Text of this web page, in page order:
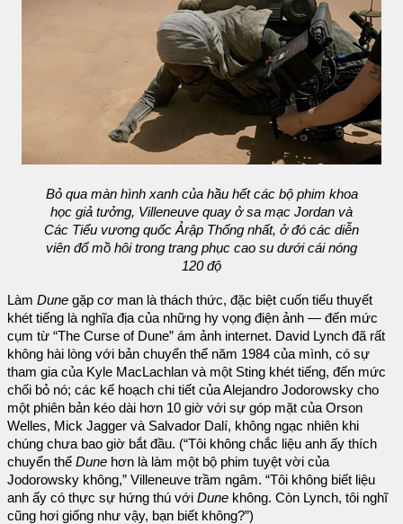
Bỏ qua màn hình xanh của hầu hết các bộ phim khoa
học giả tưởng, Villeneuve quay ở sa mạc Jordan và
Các Tiểu vương quốc Ảrập Thống nhất, ở đó các diễn
viên đổ mồ hôi trong trang phục cao su dưới cái nóng
120 độ
Làm Dune gặp cơ man là thách thức, đặc biệt cuốn tiểu thuyết
khét tiếng là nghĩa địa của những hy vọng điện ảnh — đến mức
cụm từ “The Curse of Dune” ám ảnh internet. David Lynch đã rất
không hài lòng với bản chuyển thể năm 1984 của mình, có sự
tham gia của Kyle MacLachlan và một Sting khét tiếng, đến mức
chối bỏ nó; các kế hoạch chi tiết của Alejandro Jodorowsky cho
một phiên bản kéo dài hơn 10 giờ với sự góp mặt của Orson
Welles, Mick Jagger và Salvador Dalí, không ngạc nhiên khi
chúng chưa bao giờ bắt đầu. (“Tôi không chắc liệu anh ấy thích
chuyển thể Dune hơn là làm một bộ phim tuyệt vời của
Jodorowsky không,” Villeneuve trầm ngâm. “Tôi không biết liệu
anh ấy có thực sự hứng thú với Dune không. Còn Lynch, tôi nghĩ
cũng hơi giống như vậy, bạn biết không?”)